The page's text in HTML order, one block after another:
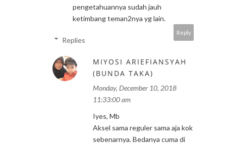
pengetahuannya sudah jauh
ketimbang teman2nya yg lain.
Reply
Replies
MIYOSI ARIEFIANSYAH
(BUNDA TAKA)
Monday, December 10, 2018
11:33:00 am
Iyes, Mb
Aksel sama reguler sama aja kok
sebenarnya. Bedanya cuma di